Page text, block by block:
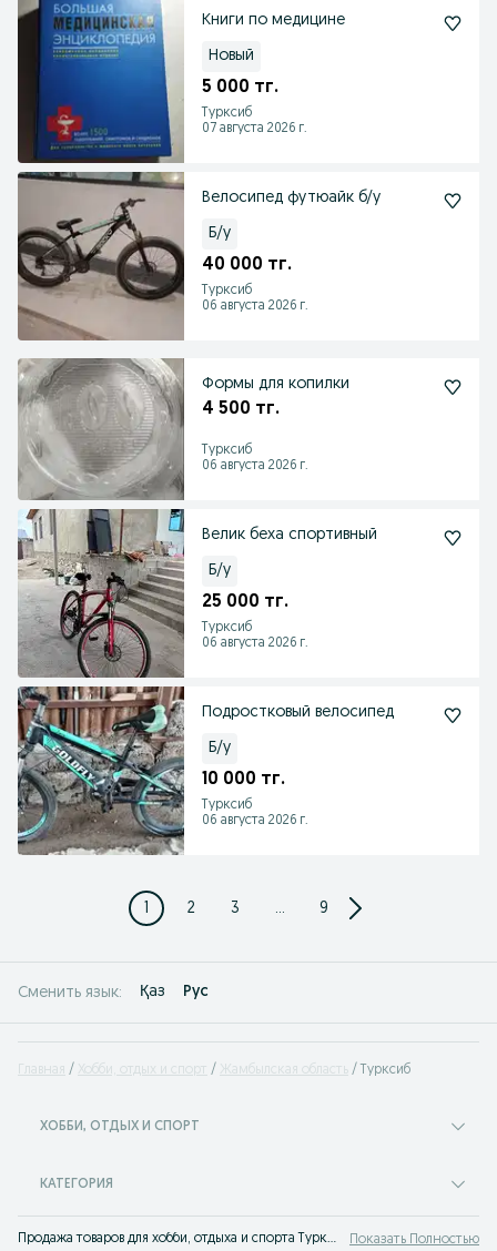
Книги по медицине
Новый
5 000 тг.
Турксиб
07 августа 2026 г.
Велосипед футюайк б/у
Б/у
40 000 тг.
Турксиб
06 августа 2026 г.
Формы для копилки
4 500 тг.
Турксиб
06 августа 2026 г.
Велик беха спортивный
Б/у
25 000 тг.
Турксиб
06 августа 2026 г.
Подростковый велосипед
Б/у
10 000 тг.
Турксиб
06 августа 2026 г.
1 2 3 ... 9
Сменить язык: Қаз Рус
Главная Хобби, отдых и спорт Жамбылская область Турксиб
ХОББИ, ОТДЫХ И СПОРТ
КАТЕГОРИЯ
Продажа товаров для хобби, отдыха и спорта Турксиб: объявления OLX Турксиб. Отдыхайте вместе с OLX! Показать Полностью